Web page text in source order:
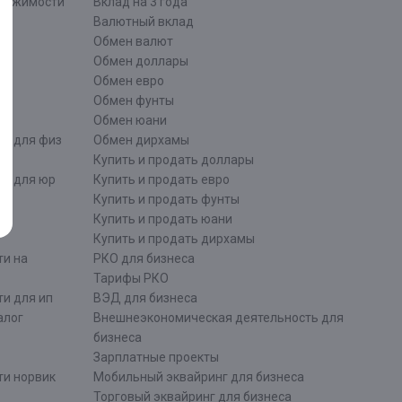
для физ
для юр
на
для ип
норвик
Валютный вклад
Обмен валют
Обмен доллары
Обмен евро
Обмен фунты
Обмен юани
Обмен дирхамы
Купить и продать доллары
Купить и продать евро
Купить и продать фунты
Купить и продать юани
Купить и продать дирхамы
РКО для бизнеса
Тарифы РКО
ВЭД для бизнеса
Внешнеэкономическая деятельность для
бизнеса
Зарплатные проекты
Мобильный эквайринг для бизнеса
Торговый эквайринг для бизнеса